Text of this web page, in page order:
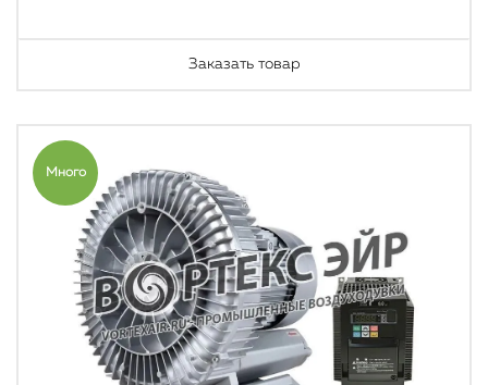
Заказать товар
Много